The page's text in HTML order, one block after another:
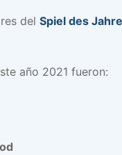
del Spiel des
año 2021 fueron: